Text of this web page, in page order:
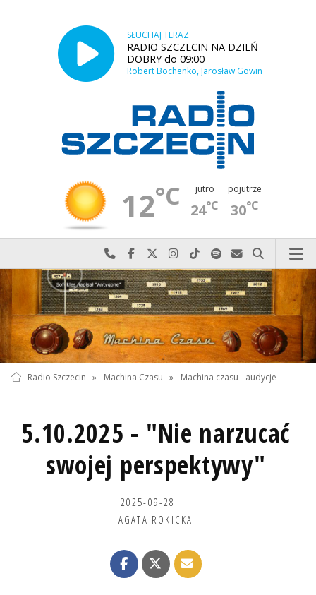
SŁUCHAJ TERAZ
RADIO SZCZECIN NA DZIEŃ
DOBRY do 09:00
Robert Bochenko, Jarosław Gowin
12°C jutro
24°C
pojutrze
30°C
Najlepiej po prostu do nas zadzwoń
Odwiedź nas na Facebook-u
Odwiedź nas na X
Odwiedź nas na Instagram-ie
Odwiedź nas na TikTok-u
Szukaj nas na Spotify
Wyślij do nas
Szukaj
Radio Szczecin » Machina Czasu » Machina czasu - audycje
5.10.2025 - "Nie narzucać
swojej perspektywy"
2025-09-28
AGATA ROKICKA